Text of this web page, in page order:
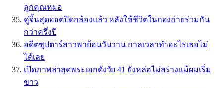
ลูกคุณหมอ
คู่จิ้นสุดฮอตปิดกล้องแล้ว หลังใช้ชีวิตในกองถ่ายร่วมกัน
กว่าครึ่งปี
อดีตซุปตาร์สาวพาย้อนวันวาน กาลเวลาทำอะไรเธอไม่
ได้เลย
เปิดภาพล่าสุดพระเอกดังวัย 41 ยังหล่อไม่สร่างเเม้ผมเริ่ม
ขาว